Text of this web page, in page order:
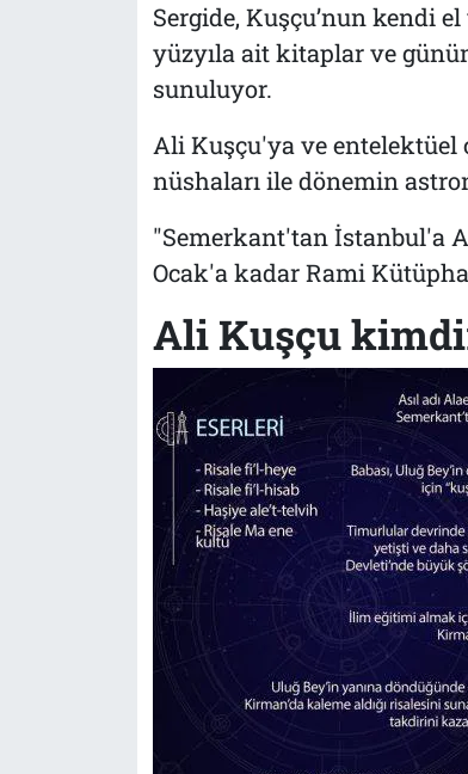
Sergide, Kuşçu’nun kendi
yüzyıla ait kitaplar ve
sunuluyor.
Ali Kuşçu'ya ve entelektüel
nüshaları ile dönemin
"Semerkant'tan İstanbul'a
Ocak'a kadar Rami
Ali Kuşçu